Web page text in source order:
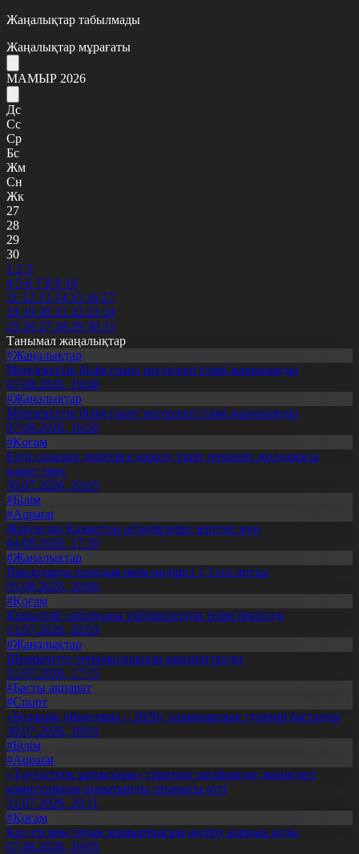
Жаңалықтар табылмады
Жаңалықтар мұрағаты
МАМЫР 2026
Дс
Сс
Ср
Бс
Жм
Сн
Жк
27
28
29
30
1 2 3
4 5 6 7 8 9 10
11 12 13 14 15 16 17
18 19 20 21 22 23 24
25 26 27 28 29 30 31
Танымал жаңалықтар
#Жаңалықтар
Мемлекеттік білім грант иегерлері тізімі жарияланды
07.08.2026, 19:46
#Жаңалықтар
Мемлекеттік білім грант иегерлері тізімі жарияланды
07.08.2026, 16:50
#Қоғам
Енді салалық дәрігерге қаралу үшін терапевт жолдамасы
қажет емес
30.07.2026, 20:05
#Білім
#Aqparat
Жапондар Қазақстан өсімдіктерін зерттеп жүр
04.08.2026, 17:30
#Жаңалықтар
Павлодарда отандық өнім өндірісі 1,5 есе артты
05.08.2026, 20:06
#Қоғам
Құрылтай сайлауына үміткерлердің тізімі бекітілді
13.07.2026, 20:03
#Жаңалықтар
Шымкентте теміржолшылар марапатталды
31.07.2026, 17:15
#Басты ақпарат
#Спорт
«Болашақ ойындары – 2026» халықаралық турнирі басталды
30.07.2026, 10:01
#Білім
#Aqparat
«Тәуелсіздік ұрпақтары» грантын тағайындау жөніндегі
комиссияның қорытынды отырысы өтті
31.07.2026, 20:11
#Қоғам
Құс еті мен тауық жұмыртқасын өндіру қарқын алды
07.08.2026, 10:05